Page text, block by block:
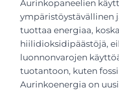
Aurinkopaneelien
ympäristöystävällinen
tuottaa energiaa,
hiilidioksidipäästöjä,
luonnonvarojen
tuotantoon, kuten
Aurinkoenergia on